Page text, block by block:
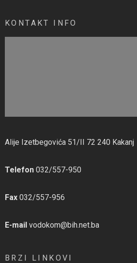
KONTAKT INFO
Alije Izetbegovića 51/II 72 240 Kakanj
Telefon 032/557-950
Fax 032/557-956
E-mail vodokom@bih.net.ba
BRZI LINKOVI